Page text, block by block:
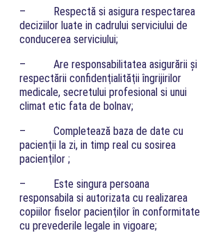
– Respectă si asigura respectarea
deciziilor luate in cadrului serviciului de
conducerea serviciului;
– Are responsabilitatea asigurării şi
respectării confidenţialităţii îngrijirilor
medicale, secretului profesional si unui
climat etic fata de bolnav;
– Completează baza de date cu
pacienţii la zi, in timp real cu sosirea
pacienţilor ;
– Este singura persoana
responsabila si autorizata cu realizarea
copiilor fiselor pacienţilor în conformitate
cu prevederile legale in vigoare;